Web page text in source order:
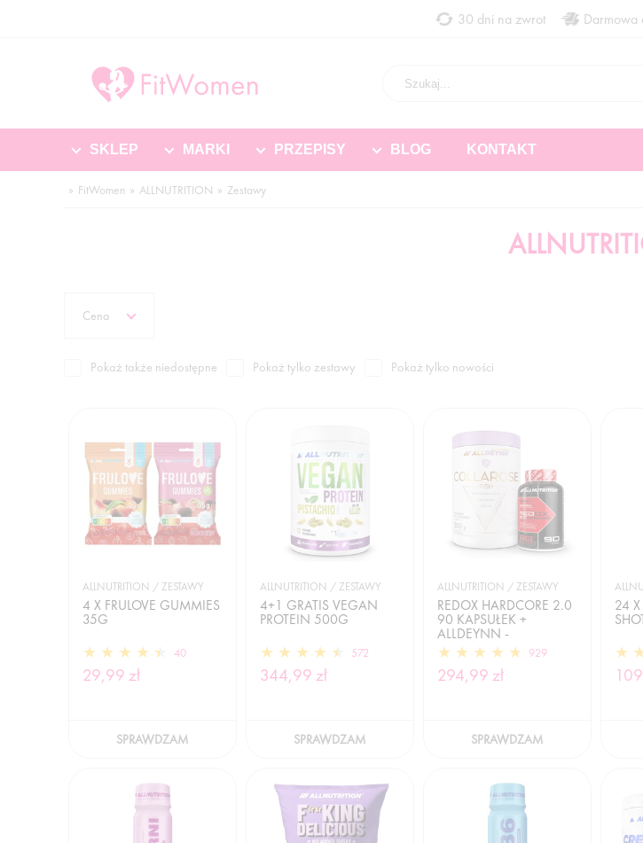
30 dni na zwrot Darmowa
SKLEP MARKI PRZEPISY BLOG KONTAKT
FitWomen ALLNUTRITION Zestawy
Cena
Pokaż także niedostępne Pokaż tylko zestawy Pokaż tylko nowości
ALLNUTRITION / ZESTAWY
4 X FRULOVE GUMMIES
35G
40
29,99 zł
SPRAWDZAM
ALLNUTRITION / ZESTAWY
4+1 GRATIS VEGAN
PROTEIN 500G
572
344,99 zł
SPRAWDZAM
ALLNUTRITION / ZESTAWY
REDOX HARDCORE 2.0
90 KAPSUŁEK +
ALLDEYNN -
COLLAROSE FISH 300G
929
294,99 zł
SPRAWDZAM
24